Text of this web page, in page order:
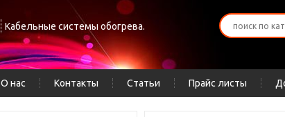
Кабельные системы обогрева.
О нас Контакты Статьи Прайс листы